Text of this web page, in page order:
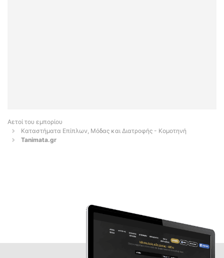
Αετοί του εμπορίου
Καταστήματα Επίπλων, Μόδας και Διατροφής - Κομοτηνή
Tanimata.gr